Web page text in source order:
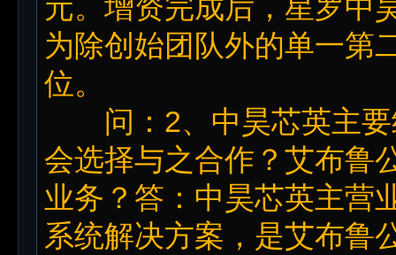
为除创始团队外的单一第
位。
问：2、中昊芯英主要
会选择与之合作？艾布鲁
业务？答：中昊芯英主营
系统解决方案，是艾布鲁